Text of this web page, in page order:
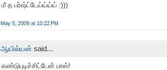
மீ த பர்ஷ்ட்டேய்ய்ய்ய் :)))
May 5, 2009 at 10:22 PM
ஆயில்யன் said...
கண்டுபுடிச்சிட்டேன் பாஸ்!